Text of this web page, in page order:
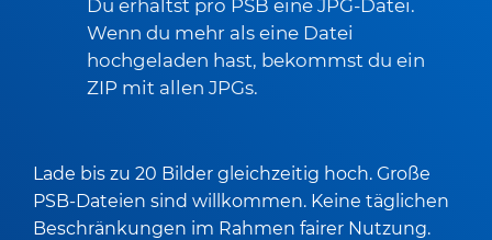
Du erhältst pro PSB eine JPG-Datei.
Wenn du mehr als eine Datei
hochgeladen hast, bekommst du ein
ZIP mit allen JPGs.
Lade bis zu 20 Bilder gleichzeitig hoch. Große
PSB-Dateien sind willkommen. Keine täglichen
Beschränkungen im Rahmen fairer Nutzung.